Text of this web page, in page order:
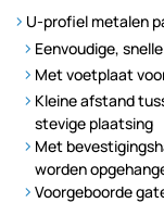
U-profiel metalen
Eenvoudige,
Met voetplaat
Kleine afstand
stevige plaatsing
Met
worden
Voorgeboorde